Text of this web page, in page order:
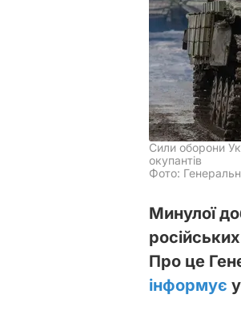
Сили оборони
окупантів
Фото:
Минулої
Про це
інформує